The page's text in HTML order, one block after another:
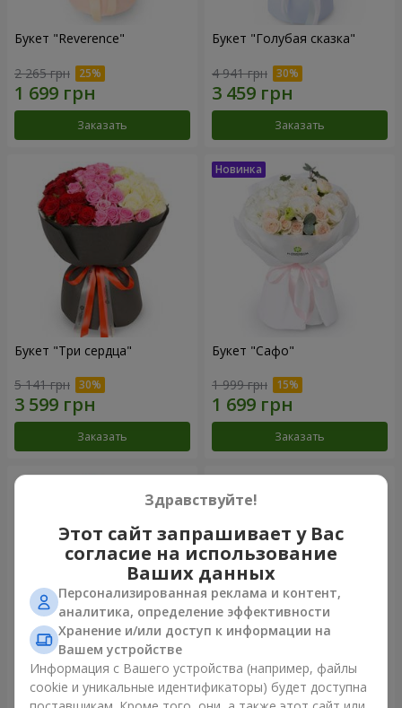
Букет "Reverence"
2 265 грн
Заказать
Букет "Голубая сказка"
4 941 грн
Заказать
Букет "Три сердца"
5 141 грн
Заказать
Букет "Сафо"
1 999 грн
Заказать
Букет "Tarnis"
5 937 грн
Монобукет из 9 белых роз
1 399 грн
Здравствуйте!
Этот сайт запрашивает у Вас
согласие на использование
Ваших данных
Персонализированная реклама и контент,
аналитика, определение эффективности
Хранение и/или доступ к информации на
Вашем устройстве
Информация с Вашего устройства (например, файлы
cookie и уникальные идентификаторы) будет доступна